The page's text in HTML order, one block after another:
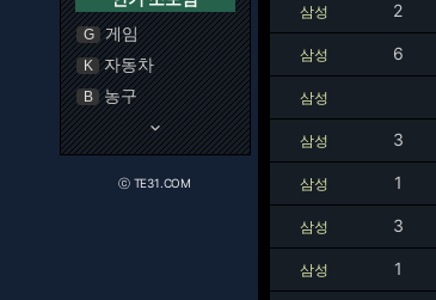
G 게임
K 자동차
B 농구
keyboard_arrow_down
ⓒ TE31.COM
삼성 2
삼성 6
삼성
삼성 3
삼성 1
삼성 3
삼성 1